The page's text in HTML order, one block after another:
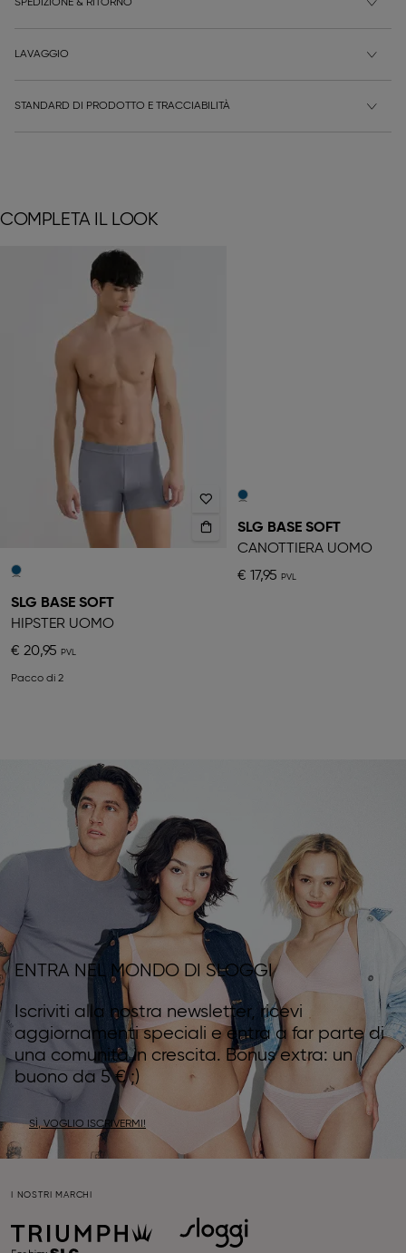
SPEDIZIONE & RITORNO
LAVAGGIO
STANDARD DI PRODOTTO E TRACCIABILITÀ
COMPLETA IL LOOK
SLG BASE SOFT
HIPSTER UOMO
€ 20,95
Pacco di 2
SLG BASE SOFT
CANOTTIERA UOMO
€ 17,95
ENTRA NEL MONDO DI SLOGGI
Iscriviti alla nostra newsletter, ricevi
aggiornamenti speciali e entra a far parte di
una comunità in crescita. Bonus extra: un
buono da 5 € ;)
SÌ, VOGLIO ISCRIVERMI!
I NOSTRI MARCHI